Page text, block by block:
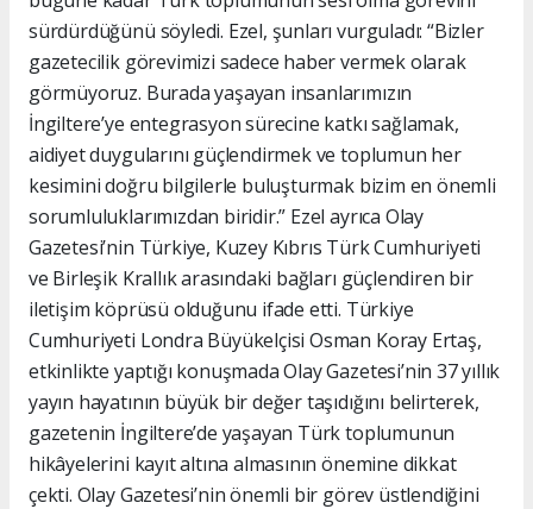
sürdürdüğünü söyledi. Ezel, şunları vurguladı: “Bizler
gazetecilik görevimizi sadece haber vermek olarak
görmüyoruz. Burada yaşayan insanlarımızın
İngiltere’ye entegrasyon sürecine katkı sağlamak,
aidiyet duygularını güçlendirmek ve toplumun her
kesimini doğru bilgilerle buluşturmak bizim en önemli
sorumluluklarımızdan biridir.” Ezel ayrıca Olay
Gazetesi’nin Türkiye, Kuzey Kıbrıs Türk Cumhuriyeti
ve Birleşik Krallık arasındaki bağları güçlendiren bir
iletişim köprüsü olduğunu ifade etti. Türkiye
Cumhuriyeti Londra Büyükelçisi Osman Koray Ertaş,
etkinlikte yaptığı konuşmada Olay Gazetesi’nin 37 yıllık
yayın hayatının büyük bir değer taşıdığını belirterek,
gazetenin İngiltere’de yaşayan Türk toplumunun
hikâyelerini kayıt altına almasının önemine dikkat
çekti. Olay Gazetesi’nin önemli bir görev üstlendiğini